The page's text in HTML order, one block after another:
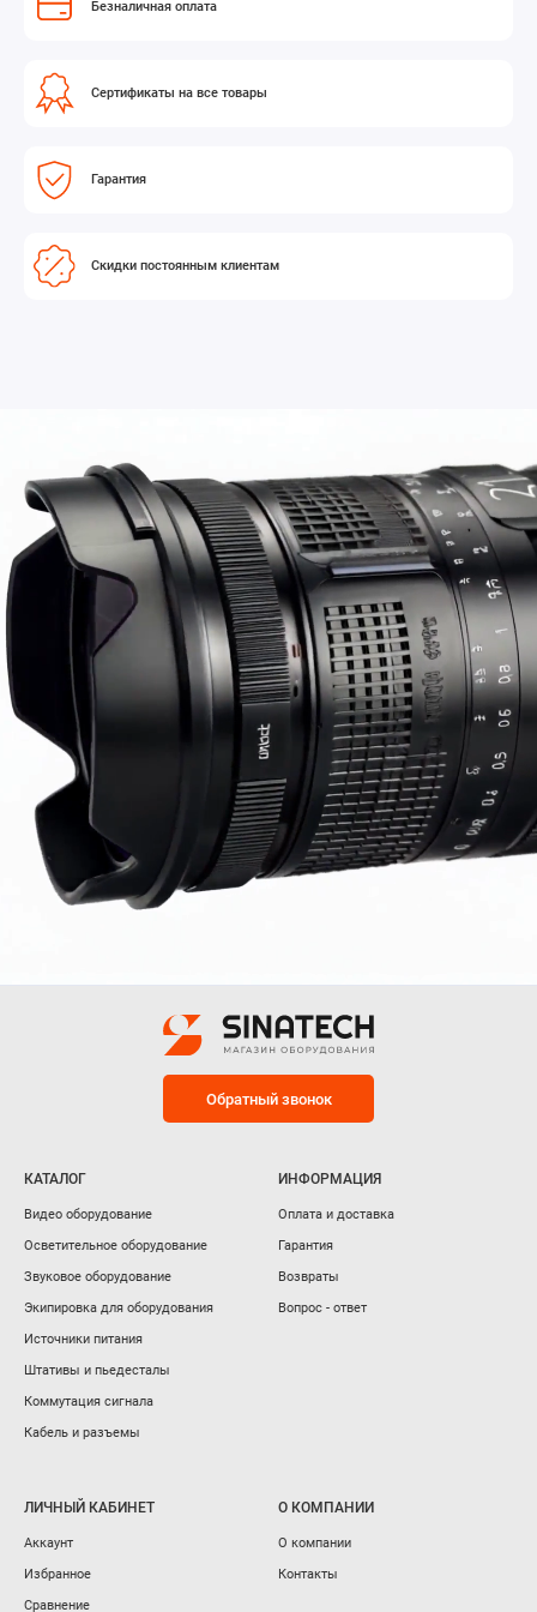
состояния, для эффективного уменьшения внутреннего сопротивления,
печатной плате.
Безналичная оплата
Сертификаты на все товары
Гарантия
Скидки постоянным клиентам
Обратный звонок
КАТАЛОГ
Видео оборудование
Осветительное оборудование
Звуковое оборудование
Экипировка для оборудования
Источники питания
Штативы и пьедесталы
Коммутация сигнала
Кабель и разъемы
ИНФОРМАЦИЯ
Оплата и доставка
Гарантия
Возвраты
Вопрос - ответ
ЛИЧНЫЙ КАБИНЕТ
Аккаунт
Избранное
Сравнение
О КОМПАНИИ
О компании
Контакты